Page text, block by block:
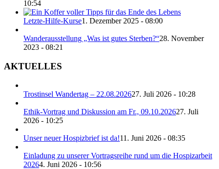
10:54
Letzte-Hilfe-Kurse1. Dezember 2025 - 08:00
Wanderausstellung „Was ist gutes Sterben?“28. November
2023 - 08:21
AKTUELLES
Trostinsel Wandertag – 22.08.202627. Juli 2026 - 10:28
Ethik-Vortrag und Diskussion am Fr., 09.10.202627. Juli
2026 - 10:25
Unser neuer Hospizbrief ist da!11. Juni 2026 - 08:35
Einladung zu unserer Vortragsreihe rund um die Hospizarbeit
20264. Juni 2026 - 10:56